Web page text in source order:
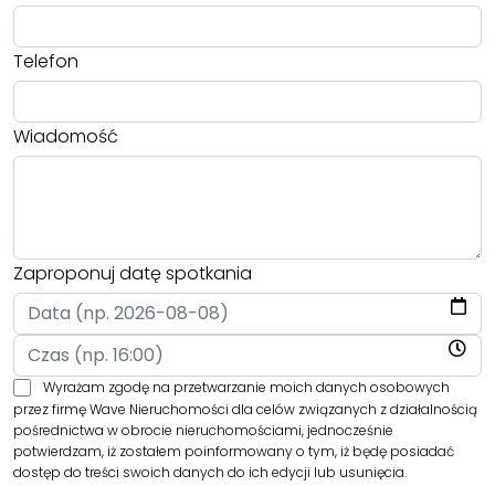
Telefon
Wiadomość
Zaproponuj datę spotkania
Wyrażam zgodę na przetwarzanie moich danych osobowych
przez firmę Wave Nieruchomości dla celów związanych z działalnością
pośrednictwa w obrocie nieruchomościami, jednocześnie
potwierdzam, iż zostałem poinformowany o tym, iż będę posiadać
dostęp do treści swoich danych do ich edycji lub usunięcia.